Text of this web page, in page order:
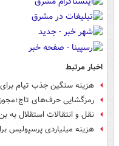
اخبار مرتبط
هزینه سنگین جذب تیام
رمزگشایی حرف‌های
نقل و انتقالات استقلال
هزینه میلیاردی پرسپولیس